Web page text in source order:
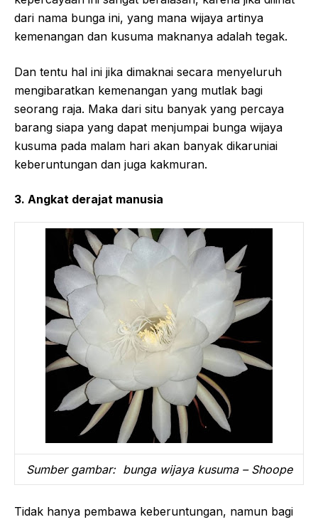
dari nama bunga ini, yang mana wijaya artinya
kemenangan dan kusuma maknanya adalah tegak.
Dan tentu hal ini jika dimaknai secara menyeluruh
mengibaratkan kemenangan yang mutlak bagi
seorang raja. Maka dari situ banyak yang percaya
barang siapa yang dapat menjumpai bunga wijaya
kusuma pada malam hari akan banyak dikaruniai
keberuntungan dan juga kakmuran.
3. Angkat derajat manusia
Sumber gambar: bunga wijaya kusuma – Shoope
Tidak hanya pembawa keberuntungan, namun bagi